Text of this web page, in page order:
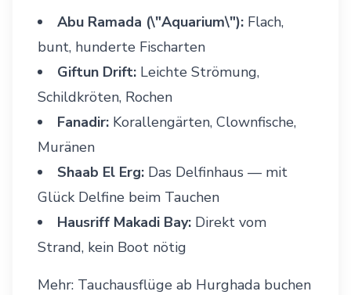
Abu Ramada (\"Aquarium\"): Flach,
bunt, hunderte Fischarten
Giftun Drift: Leichte Strömung,
Schildkröten, Rochen
Fanadir: Korallengärten, Clownfische,
Muränen
Shaab El Erg: Das Delfinhaus — mit
Glück Delfine beim Tauchen
Hausriff Makadi Bay: Direkt vom
Strand, kein Boot nötig
Mehr: Tauchausflüge ab Hurghada buchen